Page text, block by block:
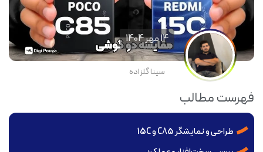
14 مهر 1404
سینا گلزاده
فهرست مطالب
طراحی و نمایشگر C85 و 15C